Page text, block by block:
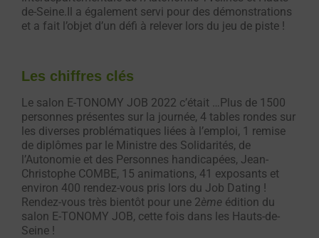
de-Seine.Il a également servi pour des démonstrations
et a fait l’objet d’un défi à relever lors du jeu de piste !
Les chiffres clés
Le salon E-TONOMY JOB 2022 c’était …Plus de 1500
personnes présentes sur la journée, 4 tables rondes sur
les diverses problématiques liées à l’emploi, 1 remise
de diplômes par le Ministre des Solidarités, de
l’Autonomie et des Personnes handicapées, Jean-
Christophe COMBE, 15 animations, 41 exposants et
environ 400 rendez-vous pris lors du Job Dating !
Rendez-vous très bientôt pour une 2ème édition du
salon E-TONOMY JOB, cette fois dans les Hauts-de-
Seine !